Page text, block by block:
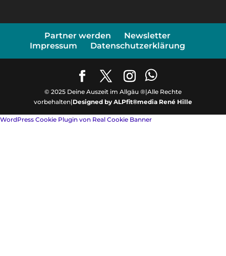
Partner werden
Newsletter
Impressum
Datenschutzerklärung
© 2025 Deine Auszeit im Allgäu ®|Alle Rechte
vorbehalten|Designed by ALPfit®media René Hille
WordPress Cookie Plugin von Real Cookie Banner